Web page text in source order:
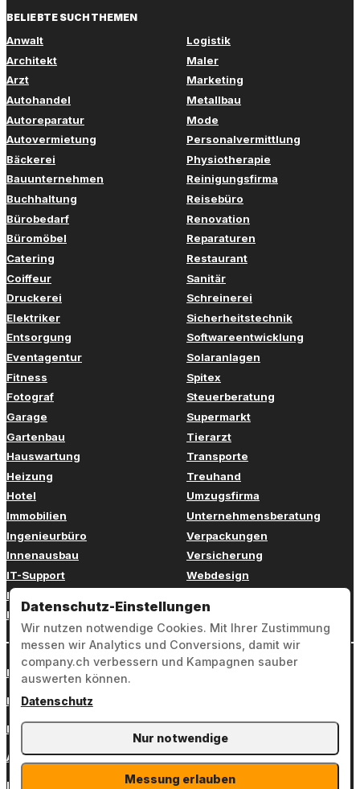
BELIEBTE SUCHTHEMEN
Anwalt
Architekt
Arzt
Autohandel
Autoreparatur
Autovermietung
Bäckerei
Bauunternehmen
Buchhaltung
Bürobedarf
Büromöbel
Catering
Coiffeur
Druckerei
Elektriker
Entsorgung
Eventagentur
Fitness
Fotograf
Garage
Gartenbau
Hauswartung
Heizung
Hotel
Immobilien
Ingenieurbüro
Innenausbau
IT-Support
Kinderbetreuung
Kosmetik
Logistik
Maler
Marketing
Metallbau
Mode
Personalvermittlung
Physiotherapie
Reinigungsfirma
Reisebüro
Renovation
Reparaturen
Restaurant
Sanitär
Schreinerei
Sicherheitstechnik
Softwareentwicklung
Solaranlagen
Spitex
Steuerberatung
Supermarkt
Tierarzt
Transporte
Treuhand
Umzugsfirma
Unternehmensberatung
Verpackungen
Versicherung
Webdesign
Zahnarzt
Login
Impressum
Datenschutz
AGB
Kontakt
Datenschutz-Einstellungen
Wir nutzen notwendige Cookies. Mit Ihrer Zustimmung
messen wir Analytics und Conversions, damit wir
company.ch verbessern und Kampagnen sauber
auswerten können.
Datenschutz
Nur notwendige
Messung erlauben